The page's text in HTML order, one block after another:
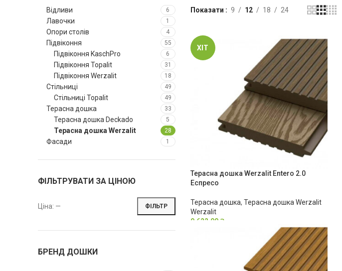
Відливи 6
Лавочки 1
Опори столів 4
Підвіконня 55
Підвіконня KaschPro 6
Підвіконня Topalit 31
Підвіконня Werzalit 18
Стільниці 49
Стільниці Topalit 49
Терасна дошка 33
Терасна дошка Deckado 5
Терасна дошка Werzalit 28
Фасади 1
ФІЛЬТРУВАТИ ЗА ЦІНОЮ
ФІЛЬТР
Ціна: —
БРЕНД ДОШКИ
Показати 9 12 18 24
ХІТ
Терасна дошка Werzalit Entero 2.0
Еспресо
Терасна дошка, Терасна дошка Werzalit
Werzalit
9,622.00 ₴